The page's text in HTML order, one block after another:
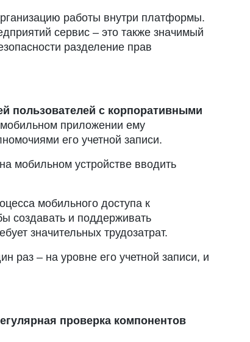
работы внутри платформы.
сервис – это также значимый
разделение прав
пользователей с корпоративными
мобильном приложении ему
его учетной записи.
мобильном устройстве вводить
мобильного доступа к
создавать и поддерживать
значительных трудозатрат.
раз – на уровне его учетной записи, и
проверка компонентов